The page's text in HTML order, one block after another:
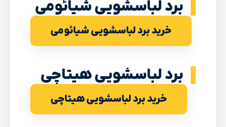
برد لباسشویی شیائومی
خرید برد لباسشویی شیائومی
برد لباسشویی هیتاچی
خرید برد لباسشویی هیتاچی